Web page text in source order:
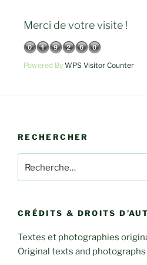
Merci de votre visite !
Powered By WPS Visitor Counter
RECHERCHER
CRÉDITS & DROITS
Textes et photographies
Original texts and photographs